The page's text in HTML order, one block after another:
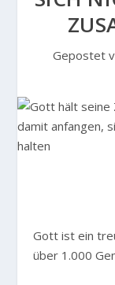
Gepostet
Gott ist ein
über 1.000